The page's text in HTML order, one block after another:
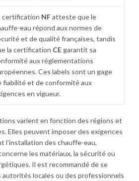
certification NFatteste que le
eau répond aux normes de
et de qualité françaises, tandis
la certification CE garantit sa
aux réglementations
Ces labels sont un gage
fiabilité et de conformité aux
en vigueur.
varient en fonction des régions et
Elles peuvent imposer des exigences
l’installation des chauffe-eau,
les matériaux, la sécurité ou
Il est recommandé de se
autorités locales ou des professionnels